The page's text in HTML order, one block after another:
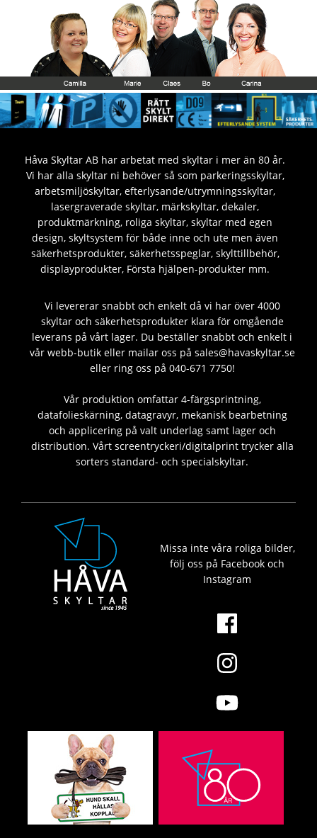
Håva Skyltar AB har arbetat med skyltar i mer än 80 år.
Vi har alla skyltar ni behöver så som parkeringsskyltar,
arbetsmiljöskyltar, efterlysande/utrymningsskyltar,
lasergraverade skyltar, märkskyltar, dekaler,
produktmärkning, roliga skyltar, skyltar med egen
design, skyltsystem för både inne och ute men även
säkerhetsprodukter, säkerhetsspeglar, skylttillbehör,
displayprodukter, Första hjälpen-produkter mm.
Vi levererar snabbt och enkelt då vi har över 4000
skyltar och säkerhetsprodukter klara för omgående
leverans på vårt lager. Du beställer snabbt och enkelt i
vår webb-butik eller mailar oss på sales@havaskyltar.se
eller ring oss på 040-671 7750!
Vår produktion omfattar 4-färgsprintning,
datafolieskärning, datagravyr, mekanisk bearbetning
och applicering på valt underlag samt lager och
distribution. Vårt screentryckeri/digitalprint trycker alla
sorters standard- och specialskyltar.
Missa inte våra roliga bilder,
följ oss på Facebook och
Instagram